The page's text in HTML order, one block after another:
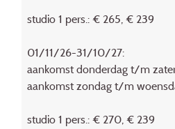
studio 1 pers.: € 265, € 239
01/11/26-31/10/27:
aankomst donderdag t/m
aankomst zondag t/m
studio 1 pers.: € 270, € 239